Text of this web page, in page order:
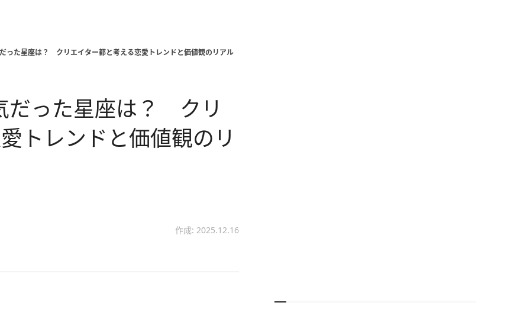
った星座は？ クリエイター都と考える恋愛トレンドと価値観のリアル
だった星座は？ クリ
トレンドと価値観のリ
作成: 2025.12.16